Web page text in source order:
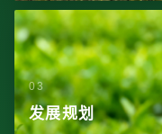
发展规划